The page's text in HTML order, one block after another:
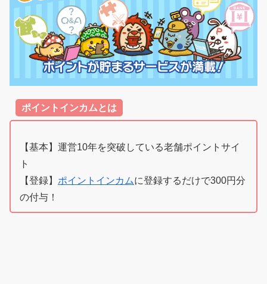
ポイントインカムとは
【基本】運営10年を突破している老舗ポイントサイ
ト
【登録】 ポイントインカムに登録するだけで300円分
の付与！